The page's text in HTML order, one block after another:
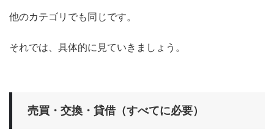
他のカテゴリでも同じです。
それでは、具体的に見ていきましょう。
売買・交換・貸借（すべてに必要）